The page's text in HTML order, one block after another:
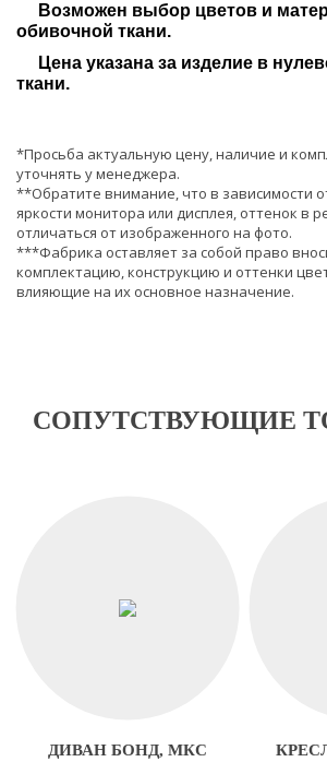
Возможен выбор цветов и
обивочной ткани.
Цена указана за изделие в
ткани.
*Просьба актуальную цену, наличие и
уточнять у менеджера.
**Обратите внимание, что в зависимости
яркости монитора или дисплея, оттенок в
отличаться от изображенного на фото.
***Фабрика оставляет за собой право
комплектацию, конструкцию и оттенки
влияющие на их основное назначение.
СОПУТСТВУЮЩИЕ
ДИВАН БОНД, МКС